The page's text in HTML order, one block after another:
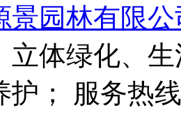
景园林有限公
立体绿化、
护； 服务热